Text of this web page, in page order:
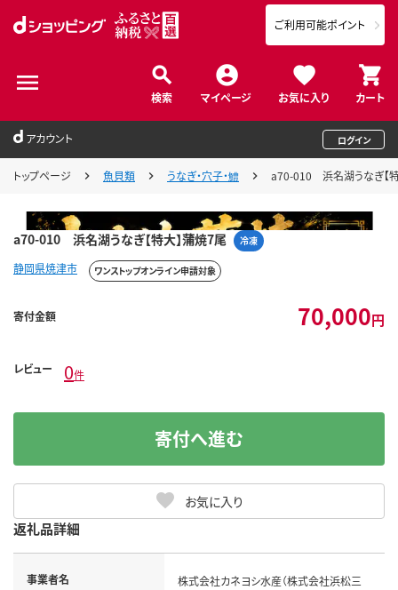
検索 マイページ お気に入り カート
ご利用可能ポイント
アカウント ログイン
トップページ 魚貝類 うなぎ・穴子・鱧 a70-010 浜名湖うなぎ【
a70-010 浜名湖うなぎ【特大】蒲焼7尾 冷凍
静岡県焼津市 ワンストップオンライン申請対象
寄付金額 70,000円
レビュー 0件
お気に入り
寄付へ進む
返礼品詳細
事業者名
株式会社カネヨシ水産（株式会社浜松三